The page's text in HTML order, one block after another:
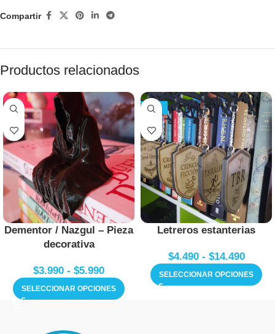
Compartir
Productos relacionados
Dementor / Nazgul – Pieza
decorativa
$3.990 - $5.990
SELECCIONAR OPCIONES
-25%
Letreros estanterias
$4.490 - $14.490
SELECCIONAR OPCIONES